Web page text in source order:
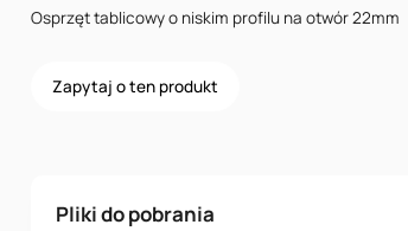
Osprzęt tablicowy o niskim profilu na otwór 22mm
Zapytaj o ten produkt
Imię i nazwisko
Pliki do pobrania